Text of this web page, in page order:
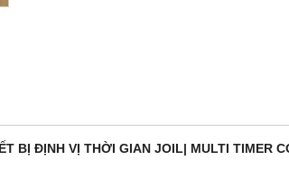
BỊ ĐỊNH VỊ THỜI GIAN JOIL| MULTI TIMER